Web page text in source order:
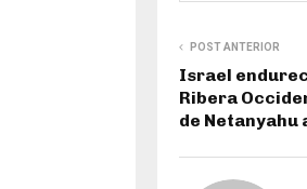
POST ANTERIOR
Israel
Ribera
de Netanyahu